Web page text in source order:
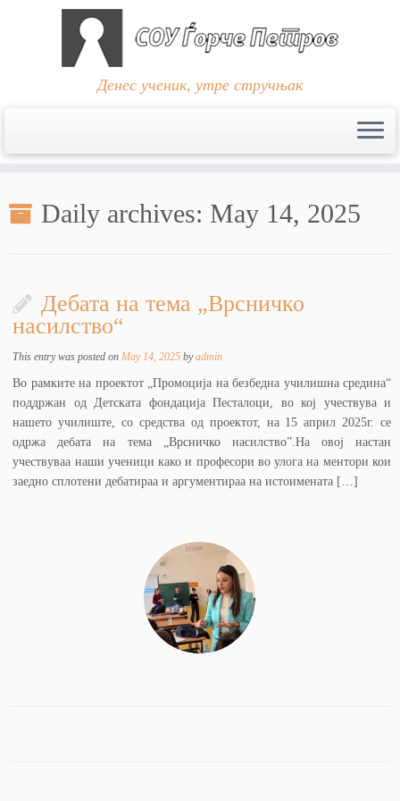
content
Денес ученик, утре стручњак
Daily archives: May 14, 2025
Дебата на тема „Врсничко
насилство“
This entry was posted onMay 14, 2025 byadmin
Во рамките на проектот „Промоција на безбедна училишна средина“
поддржан од Детската фондација Песталоци, во кој учествува и
нашето училиште, со средства од проектот, на 15 април 2025г. се
одржа дебата на тема „Врсничко насилство”.На овој настан
учествуваа наши ученици како и професори во улога на ментори кои
заедно сплотени дебатираа и аргументираа на истоимената […]